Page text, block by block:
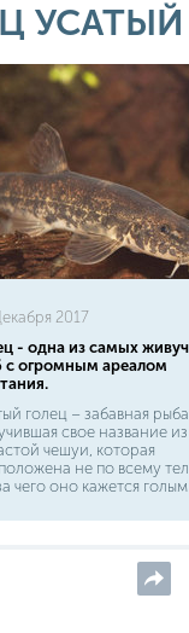
УСАТЫЙ
2017
- одна из самых
с огромным ареалом
голец – забавная
свое название
чешуи, которая
не по всему
чего оно кажется
вид, поэтому
называют по-разному. И
обыкновенным, и
а некоторые